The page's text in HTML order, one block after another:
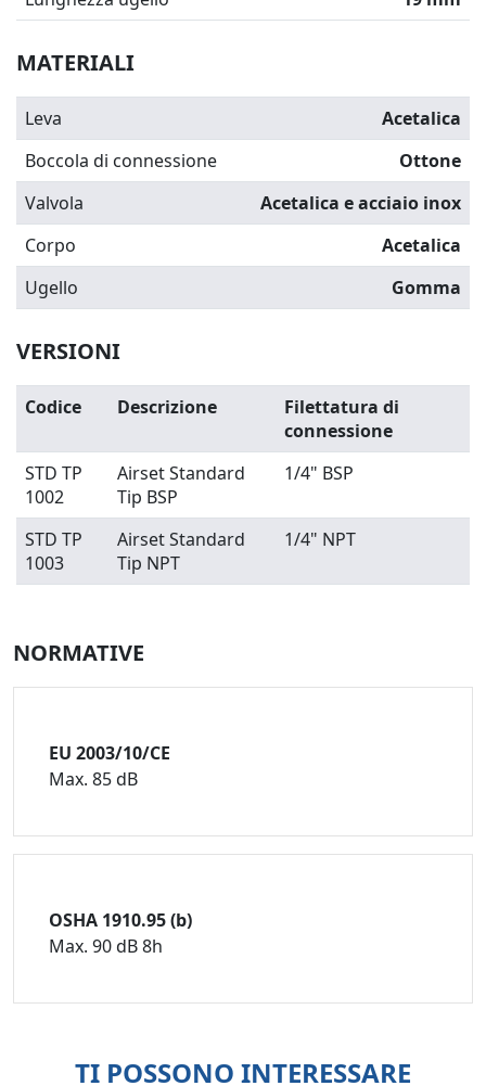
MATERIALI
Leva
Acetalica
Boccola di connessione
Ottone
Valvola
Acetalica e acciaio inox
Corpo
Acetalica
Ugello
Gomma
VERSIONI
Codice Descrizione
Filettatura di
connessione
STD TP
1002
Airset Standard
Tip BSP
1/4" BSP
STD TP
1003
Airset Standard
Tip NPT
1/4" NPT
NORMATIVE
EU 2003/10/CE
Max. 85 dB
OSHA 1910.95 (b)
Max. 90 dB 8h
TI POSSONO INTERESSARE